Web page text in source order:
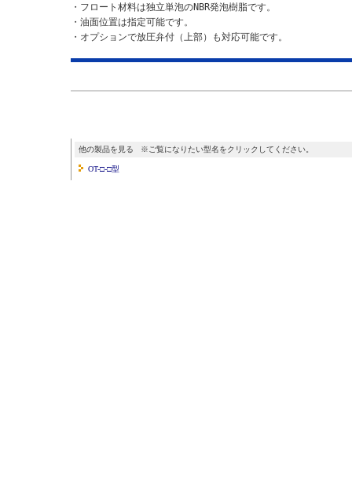
・フロート材料は独立単泡のNBR発泡樹脂です。
・油面位置は指定可能です。
・オプションで放圧弁付（上部）も対応可能です。
他の製品を見る ※ご覧になりたい型名をクリックしてください。
OT-□-□型